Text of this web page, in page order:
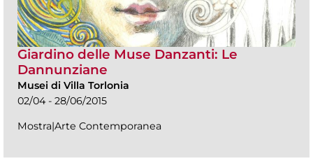
Giardino delle Muse Danzanti: Le
Dannunziane
Musei di Villa Torlonia
02/04 - 28/06/2015
Mostra|Arte Contemporanea